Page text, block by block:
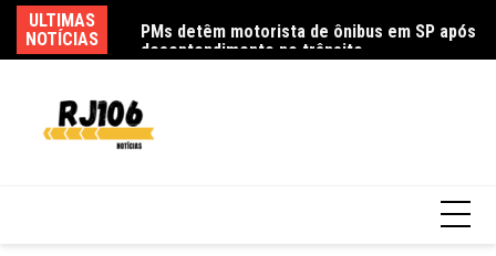
para
o
ULTIMAS
NOTÍCIAS
embala show
PMs detêm motorista de ônibus em SP após
desentendimento no trânsito